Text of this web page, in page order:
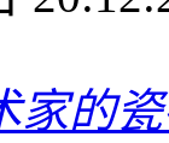
家的